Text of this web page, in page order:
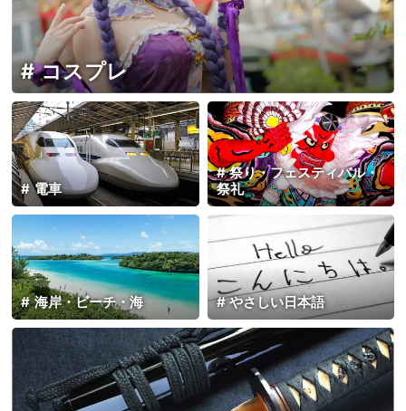
コスプレ
電車
祭り・フェスティバル・
祭礼
海岸・ビーチ・海 やさしい日本語